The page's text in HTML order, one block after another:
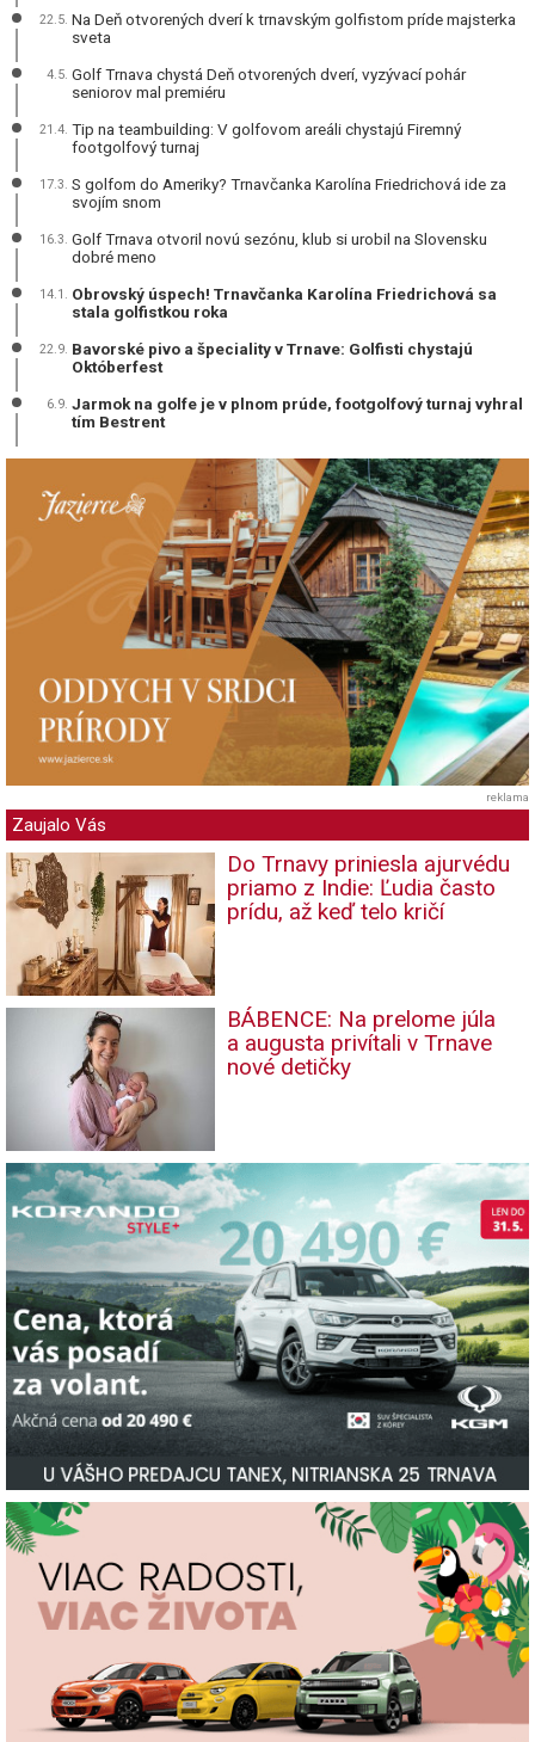
22.5. Na Deň otvorených dverí k trnavským golfistom príde majsterka
sveta
4.5. Golf Trnava chystá Deň otvorených dverí, vyzývací pohár
seniorov mal premiéru
21.4. Tip na teambuilding: V golfovom areáli chystajú Firemný
footgolfový turnaj
17.3. S golfom do Ameriky? Trnavčanka Karolína Friedrichová ide za
svojím snom
16.3. Golf Trnava otvoril novú sezónu, klub si urobil na Slovensku
dobré meno
14.1. Obrovský úspech! Trnavčanka Karolína Friedrichová sa
stala golfistkou roka
22.9. Bavorské pivo a špeciality v Trnave: Golfisti chystajú
Októberfest
6.9. Jarmok na golfe je v plnom prúde, footgolfový turnaj vyhral
tím Bestrent
reklama
Zaujalo Vás
Do Trnavy priniesla ajurvédu
priamo z Indie: Ľudia často
prídu, až keď telo kričí
BÁBENCE: Na prelome júla
a augusta privítali v Trnave
nové detičky